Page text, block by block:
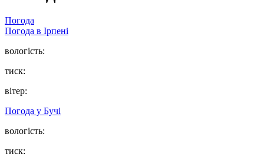
Погода
Погода в Ірпені
вологість:
тиск:
вітер:
Погода у Бучі
вологість:
тиск: